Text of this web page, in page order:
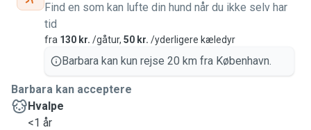
Find en som kan lufte din hund når du ikke selv har
tid
fra 130 kr. /gåtur, 50 kr. /yderligere kæledyr
Barbara kan kun rejse 20 km fra København.
Barbara kan acceptere
Hvalpe
<1 år